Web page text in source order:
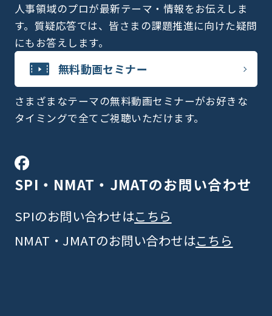
人事領域のプロが最新テーマ・情報をお伝えしま
す。質疑応答では、皆さまの課題推進に向けた疑問
にもお答えします。
無料動画セミナー
さまざまなテーマの無料動画セミナーがお好きな
タイミングで全てご視聴いただけます。
SPI・NMAT・JMATのお問い合わせ
SPIのお問い合わせはこちら
NMAT・JMATのお問い合わせはこちら